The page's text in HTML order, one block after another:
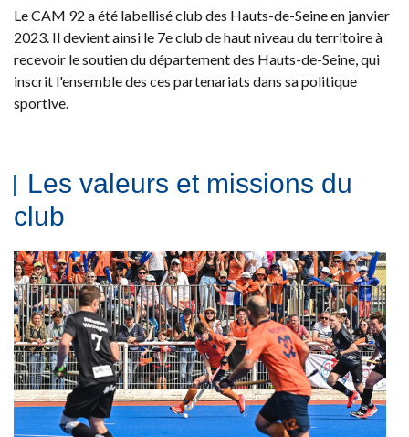
Le CAM 92 a été labellisé club des Hauts-de-Seine en janvier
2023. Il devient ainsi le 7e club de haut niveau du territoire à
recevoir le soutien du département des Hauts-de-Seine, qui
inscrit l'ensemble des ces partenariats dans sa politique
sportive.
Les valeurs et missions du
club